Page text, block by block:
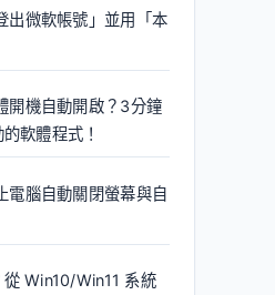
出微軟帳號」並用「本
開機自動開啟？3分鐘
軟體程式！
電腦自動關閉螢幕與自
Win10/Win11 系統